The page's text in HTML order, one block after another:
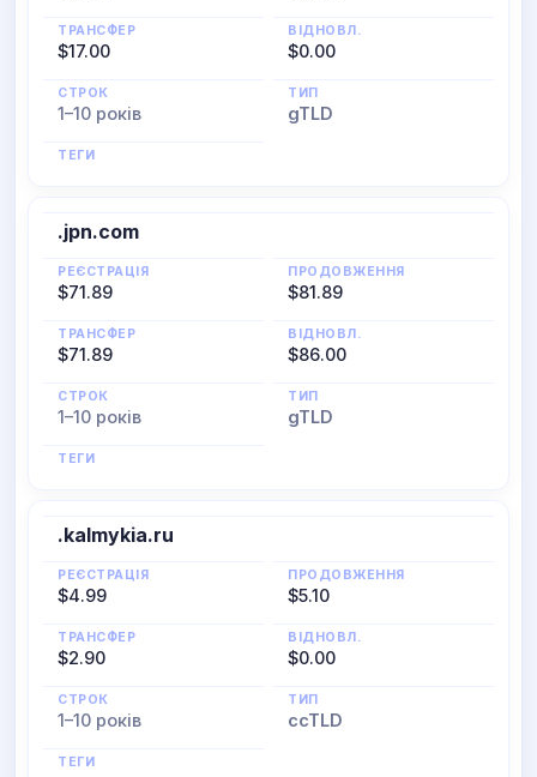
ТРАНСФЕР
$17.00
ВІДНОВЛ.
$0.00
СТРОК
1–10 років
ТИП
gTLD
ТЕГИ
.jpn.com
РЕЄСТРАЦІЯ
$71.89
ПРОДОВЖЕННЯ
$81.89
ТРАНСФЕР
$71.89
ВІДНОВЛ.
$86.00
СТРОК
1–10 років
ТИП
gTLD
ТЕГИ
.kalmykia.ru
РЕЄСТРАЦІЯ
$4.99
ПРОДОВЖЕННЯ
$5.10
ТРАНСФЕР
$2.90
ВІДНОВЛ.
$0.00
СТРОК
1–10 років
ТИП
ccTLD
ТЕГИ